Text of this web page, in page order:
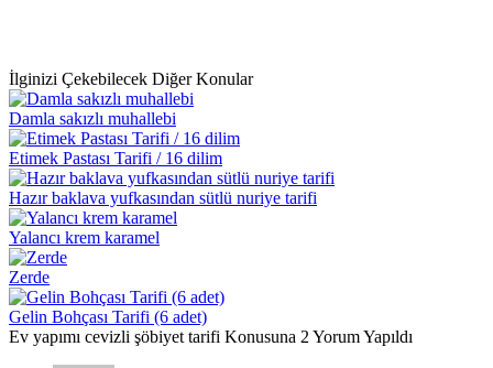
İlginizi Çekebilecek Diğer Konular
Damla sakızlı muhallebi
Etimek Pastası Tarifi / 16 dilim
Hazır baklava yufkasından sütlü nuriye tarifi
Yalancı krem karamel
Zerde
Gelin Bohçası Tarifi (6 adet)
Ev yapımı cevizli şöbiyet tarifi Konusuna 2 Yorum Yapıldı